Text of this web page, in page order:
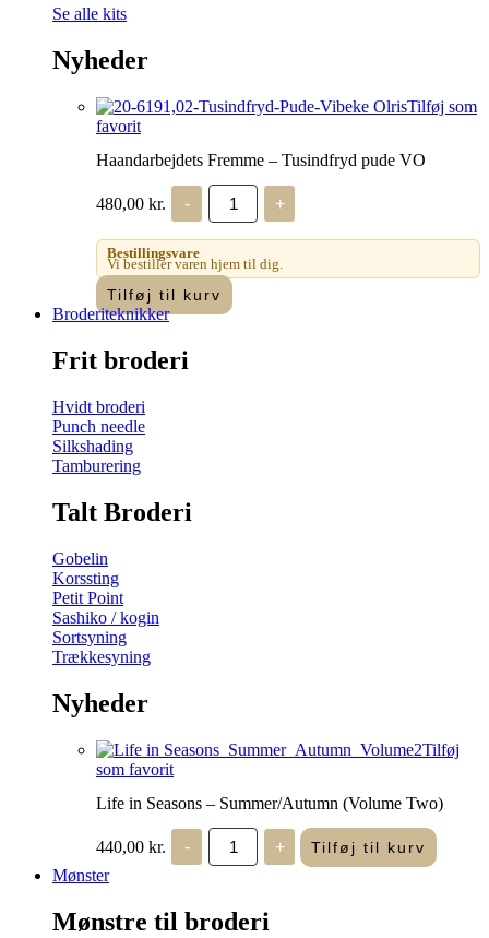
Se alle kits
Nyheder
Tilføj som
favorit
Haandarbejdets Fremme – Tusindfryd pude VO
480,00 kr. -
Haandarbejdets
Fremme
-
Tusindfryd
pude
VO
antal
+
Bestillingsvare
Vi bestiller varen hjem til dig.
Tilføj til kurv
Broderiteknikker
Frit broderi
Hvidt broderi
Punch needle
Silkshading
Tamburering
Talt Broderi
Gobelin
Korssting
Petit Point
Sashiko / kogin
Sortsyning
Trækkesyning
Nyheder
Tilføj
som favorit
Life in Seasons – Summer/Autumn (Volume Two)
440,00 kr. -
Life
Seasons
(Volume
+ Tilføj til kurv
Mønster
Mønstre til broderi